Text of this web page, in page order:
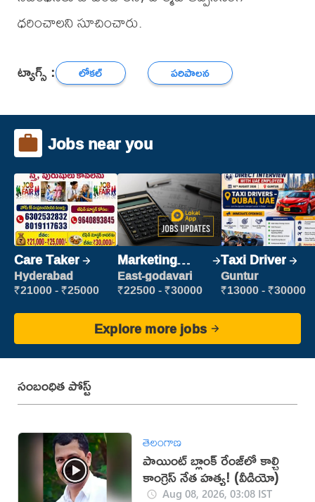
ధరించాలని సూచించారు.
ట్యాగ్స్ : లోకల్ పరిపాలన
Jobs near you
Care Taker
Hyderabad
₹21000 - ₹25000
Marketing
Executive
East-godavari
₹22500 - ₹30000
Taxi Driver
Guntur
₹13000 - ₹30000
Explore more jobs
సంబంధిత పోస్ట్
తెలంగాణ
పాయింట్ బ్లాంక్ రేంజ్‌లో కాల్చి
కాంగ్రెస్ నేత హత్య! (వీడియో)
Aug 08, 2026, 03:08 IST